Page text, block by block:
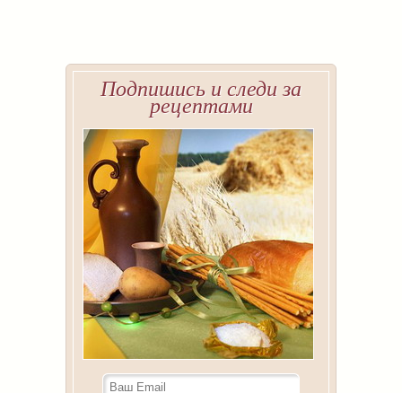
Подпишись и следи за
рецептами